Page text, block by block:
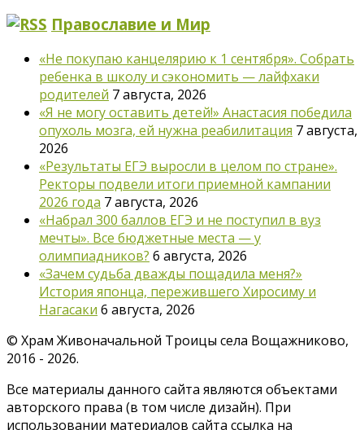
Православие и Мир
«Не покупаю канцелярию к 1 сентября». Собрать
ребенка в школу и сэкономить — лайфхаки
родителей 7 августа, 2026
«Я не могу оставить детей!» Анастасия победила
опухоль мозга, ей нужна реабилитация 7 августа,
2026
«Результаты ЕГЭ выросли в целом по стране».
Ректоры подвели итоги приемной кампании
2026 года 7 августа, 2026
«Набрал 300 баллов ЕГЭ и не поступил в вуз
мечты». Все бюджетные места — у
олимпиадников? 6 августа, 2026
«Зачем судьба дважды пощадила меня?»
История японца, пережившего Хиросиму и
Нагасаки 6 августа, 2026
© Храм Живоначальной Троицы села Вощажниково,
2016 - 2026.
Все материалы данного сайта являются объектами
авторского права (в том числе дизайн). При
использовании материалов сайта ссылка на